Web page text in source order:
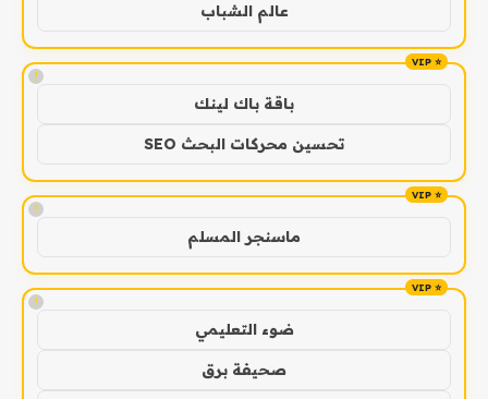
عالم الشباب
!
باقة باك لينك
تحسين محركات البحث SEO
!
ماسنجر المسلم
!
ضوء التعليمي
صحيفة برق